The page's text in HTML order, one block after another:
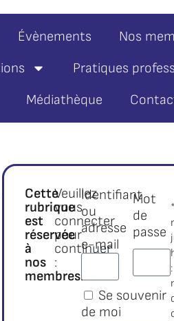
Évènements Nos
Pratiques
Médiathèque
Cette
rubrique
est
réservée
à
nos
membres.*
Veuillez
vous
connecter
pour
continuer
:
Identifiant
ou
adresse
e-mail
Mot
de
passe
Se souvenir
de moi
: